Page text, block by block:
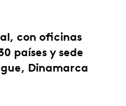
con oficinas
países y sede
Dinamarca